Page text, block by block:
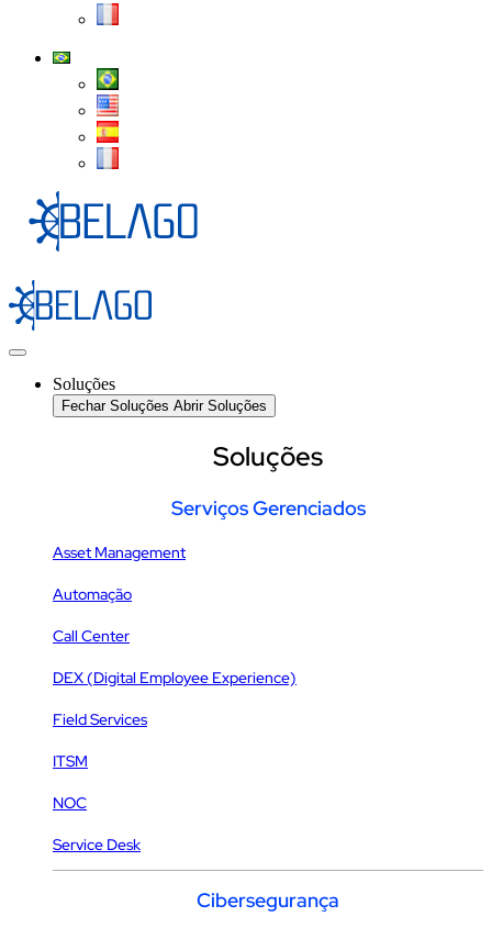
Soluções
Fechar Soluções Abrir Soluções
Soluções
Serviços Gerenciados
Asset Management
Automação
Call Center
DEX (Digital Employee Experience)
Field Services
ITSM
NOC
Service Desk
Cibersegurança